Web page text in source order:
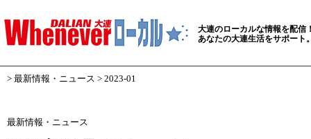
大連のローカルな情報を配信
あなたの大連生活をサポート
> 最新情報・ニュース > 2023-01
最新情報・ニュース